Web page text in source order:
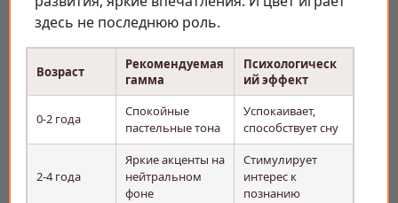
здесь не последнюю роль.
Возраст
Рекомендуемая
гамма
Психологическ
ий эффект
0-2 года
Спокойные
пастельные тона
Успокаивает,
способствует сну
2-4 года
Яркие акценты на
нейтральном
фоне
Стимулирует
интерес к
познанию